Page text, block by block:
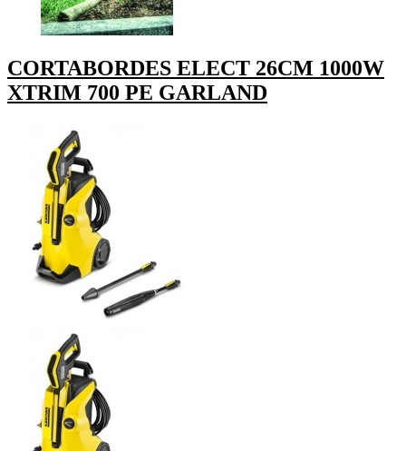
CORTABORDES ELECT 26CM 1000W
XTRIM 700 PE GARLAND